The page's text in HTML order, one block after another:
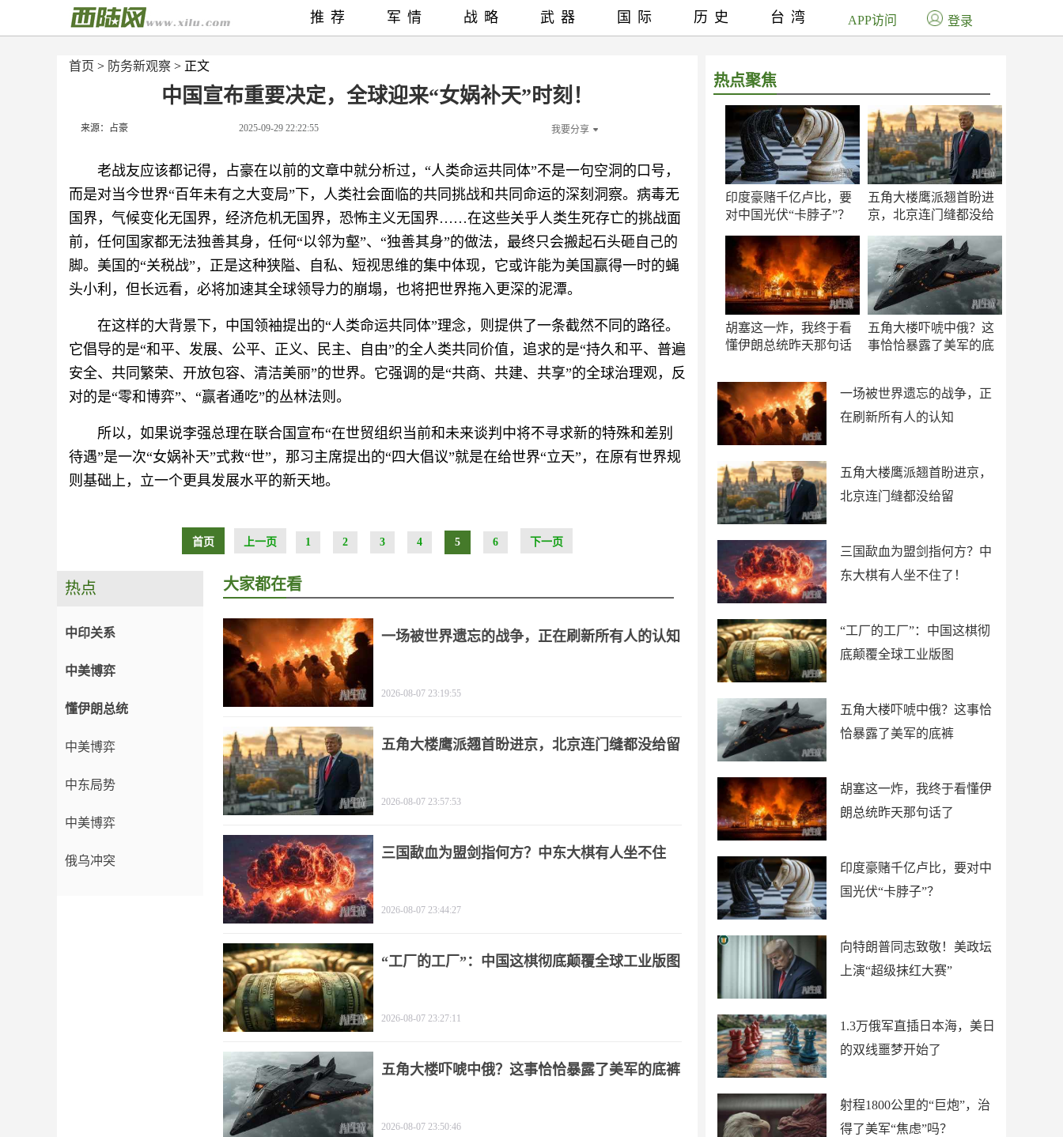
首页 > 防务新观察 > 正文
中国宣布重要决定，全球迎来“女娲补天”时刻！
来源：占豪 2025-09-29 22:22:55 我要分享
老战友应该都记得，占豪在以前的文章中就分析过，“人类命运共同体”不是一句空洞的口号，
而是对当今世界“百年未有之大变局”下，人类社会面临的共同挑战和共同命运的深刻洞察。病毒无
国界，气候变化无国界，经济危机无国界，恐怖主义无国界……在这些关乎人类生死存亡的挑战面
前，任何国家都无法独善其身，任何“以邻为壑”、“独善其身”的做法，最终只会搬起石头砸自己的
脚。美国的“关税战”，正是这种狭隘、自私、短视思维的集中体现，它或许能为美国赢得一时的蝇
头小利，但长远看，必将加速其全球领导力的崩塌，也将把世界拖入更深的泥潭。
在这样的大背景下，中国领袖提出的“人类命运共同体”理念，则提供了一条截然不同的路径。
它倡导的是“和平、发展、公平、正义、民主、自由”的全人类共同价值，追求的是“持久和平、普遍
安全、共同繁荣、开放包容、清洁美丽”的世界。它强调的是“共商、共建、共享”的全球治理观，反
对的是“零和博弈”、“赢者通吃”的丛林法则。
所以，如果说李强总理在联合国宣布“在世贸组织当前和未来谈判中将不寻求新的特殊和差别
待遇”是一次“女娲补天”式救“世”，那习主席提出的“四大倡议”就是在给世界“立天”，在原有世界规
则基础上，立一个更具发展水平的新天地。
首页 上一页 1 2 3 4 5 6 下一页
热点聚焦
印度豪赌千亿卢比，要
对中国光伏“卡脖子”？
五角大楼鹰派翘首盼进
京，北京连门缝都没给
胡塞这一炸，我终于看
懂伊朗总统昨天那句话
五角大楼吓唬中俄？这
事恰恰暴露了美军的底
一场被世界遗忘的战争，正
在刷新所有人的认知
五角大楼鹰派翘首盼进京，
北京连门缝都没给留
三国歃血为盟剑指何方？中
东大棋有人坐不住了！
“工厂的工厂”：中国这棋彻
底颠覆全球工业版图
五角大楼吓唬中俄？这事恰
恰暴露了美军的底裤
胡塞这一炸，我终于看懂伊
朗总统昨天那句话了
印度豪赌千亿卢比，要对中
国光伏“卡脖子”？
向特朗普同志致敬！美政坛
上演“超级抹红大赛”
1.3万俄军直插日本海，美日
的双线噩梦开始了
射程1800公里的“巨炮”，治
得了美军“焦虑”吗？
推荐 军情 战略 武器 国际 历史 台湾 APP访问 登录
热点
中印关系
中美博弈
懂伊朗总统
中美博弈
中东局势
中美博弈
俄乌冲突
大家都在看
一场被世界遗忘的战争，正在刷新所有人的认知
2026-08-07 23:19:55
五角大楼鹰派翘首盼进京，北京连门缝都没给留
2026-08-07 23:57:53
三国歃血为盟剑指何方？中东大棋有人坐不住
2026-08-07 23:44:27
“工厂的工厂”：中国这棋彻底颠覆全球工业版图
2026-08-07 23:27:11
五角大楼吓唬中俄？这事恰恰暴露了美军的底裤
2026-08-07 23:50:46